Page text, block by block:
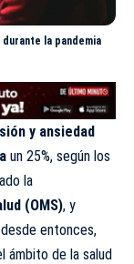
la pandemia
y ansiedad
un 25%, según los
la
(OMS), y
entonces,
ámbito de la salud